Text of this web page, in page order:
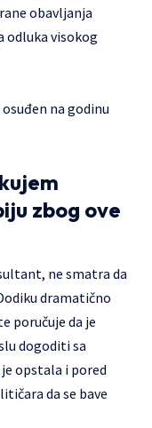
obavljanja
odluka visokog
na godinu
zbog ove
ne smatra da
dramatično
poručuje da je
dogoditi sa
opstala i pored
da se bave